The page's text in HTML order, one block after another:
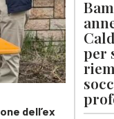
dell’ex
per